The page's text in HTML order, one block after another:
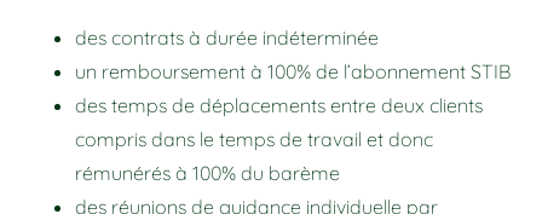
des contrats à durée indéterminée
un remboursement à 100% de l’abonnement STIB
des temps de déplacements entre deux clients
compris dans le temps de travail et donc
rémunérés à 100% du barème
des réunions de guidance individuelle par